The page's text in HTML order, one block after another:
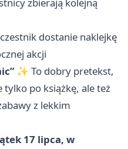
dostanie naklejkę
akcji
✨ To dobry pretekst,
po książkę, ale też
z lekkim
17 lipca, w